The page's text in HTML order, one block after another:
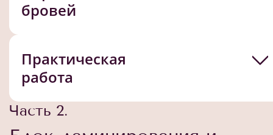
бровей
Практическая
работа
Часть 2.